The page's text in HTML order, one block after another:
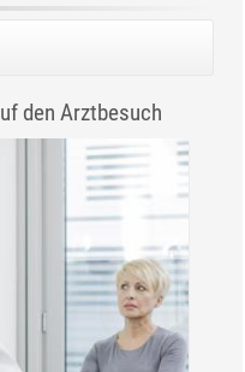
den Arztbesuch